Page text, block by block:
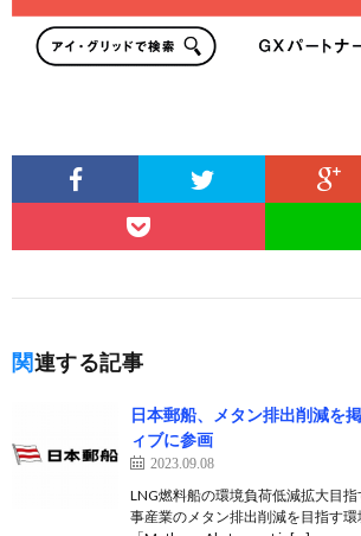
関連する記事
日本郵船、メタン排出削減を
ィブに参画
2023.09.08
LNG燃料船の環境負荷低減拡大目
事産業のメタン排出削減を目指す